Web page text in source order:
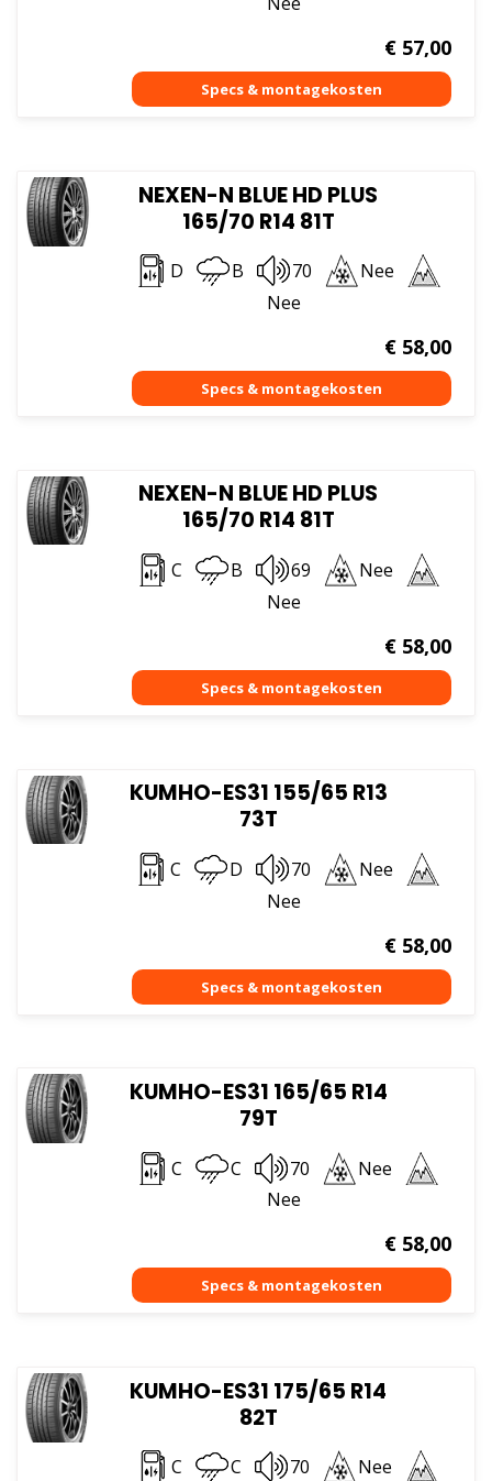
€57,00
NEXEN-N BLUE HD PLUS
165/70 R14 81T
D B 70
Nee
Nee
€58,00
NEXEN-N BLUE HD PLUS
165/70 R14 81T
C B 69
Nee
Nee
€58,00
KUMHO-ES31 155/65 R13
73T
C D 70
Nee
Nee
€58,00
KUMHO-ES31 165/65 R14
79T
C C 70
Nee
Nee
€58,00
KUMHO-ES31 175/65 R14
82T
C C 70
Nee